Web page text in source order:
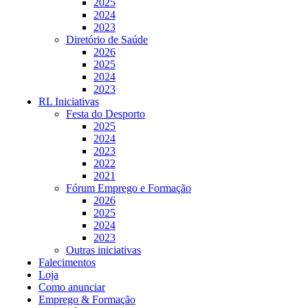
2024
2023
Diretório de Saúde
2026
2025
2024
2023
RL Iniciativas
Festa do Desporto
2025
2024
2023
2022
2021
Fórum Emprego e Formação
2026
2025
2024
2023
Outras iniciativas
Falecimentos
Loja
Como anunciar
Emprego & Formação